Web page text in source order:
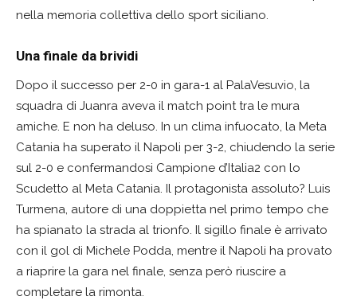
nella memoria collettiva dello sport siciliano.
Una finale da brividi
Dopo il successo per 2-0 in gara-1 al PalaVesuvio, la
squadra di Juanra aveva il match point tra le mura
amiche. E non ha deluso. In un clima infuocato, la Meta
Catania ha superato il Napoli per 3-2, chiudendo la serie
sul 2-0 e confermandosi Campione d’Italia2 con lo
Scudetto al Meta Catania. Il protagonista assoluto? Luis
Turmena, autore di una doppietta nel primo tempo che
ha spianato la strada al trionfo. Il sigillo finale è arrivato
con il gol di Michele Podda, mentre il Napoli ha provato
a riaprire la gara nel finale, senza però riuscire a
completare la rimonta.